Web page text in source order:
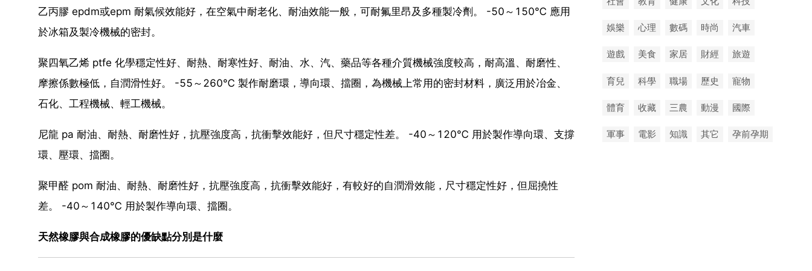
乙丙膠 epdm或epm 耐氣候效能好，在空氣中耐老化、耐油效能一般，可耐氟里昂及多種製冷劑。 -50～150℃ 應用
於冰箱及製冷機械的密封。
聚四氧乙烯 ptfe 化學穩定性好、耐熱、耐寒性好、耐油、水、汽、藥品等各種介質機械強度較高，耐高溫、耐磨性、
摩擦係數極低，自潤滑性好。 -55～260℃ 製作耐磨環，導向環、擋圈，為機械上常用的密封材料，廣泛用於冶金、
石化、工程機械、輕工機械。
尼龍 pa 耐油、耐熱、耐磨性好，抗壓強度高，抗衝擊效能好，但尺寸穩定性差。 -40～120℃ 用於製作導向環、支撐
環、壓環、擋圈。
聚甲醛 pom 耐油、耐熱、耐磨性好，抗壓強度高，抗衝擊效能好，有較好的自潤滑效能，尺寸穩定性好，但屈撓性
差。 -40～140℃ 用於製作導向環、擋圈。
天然橡膠與合成橡膠的優缺點分別是什麼
娛樂 心理 數碼 時尚 汽車
遊戲 美食 家居 財經 旅遊
育兒 科學 職場 歷史 寵物
體育 收藏 三農 動漫 國際
軍事 電影 知識 其它 孕前孕期